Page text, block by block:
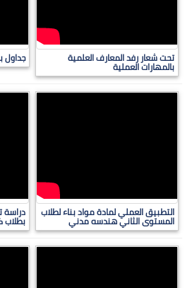
تحت شعار رفد المعارف العلمية
بالمهارات العملية
جداول
التطبيق العملي لمادة مواد بناء لطلاب
المستوى الثاني هندسه مدني
دراسة
بطلاب